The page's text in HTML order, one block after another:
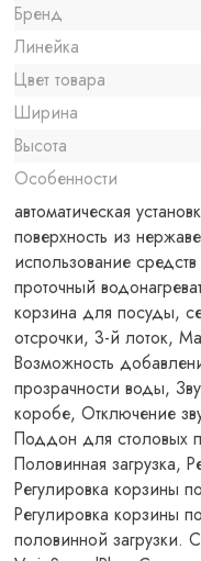
Бренд
Линейка
Цвет товара
Ширина
Высота
Особенности
автоматическая
поверхность из
использование
проточный
корзина для посуды,
отсрочки, 3-й лоток,
Возможность
прозрачности воды,
коробе, Отключение
Поддон для столовых
Половинная загрузка,
Регулировка корзины
Регулировка корзины
половинной загрузки.